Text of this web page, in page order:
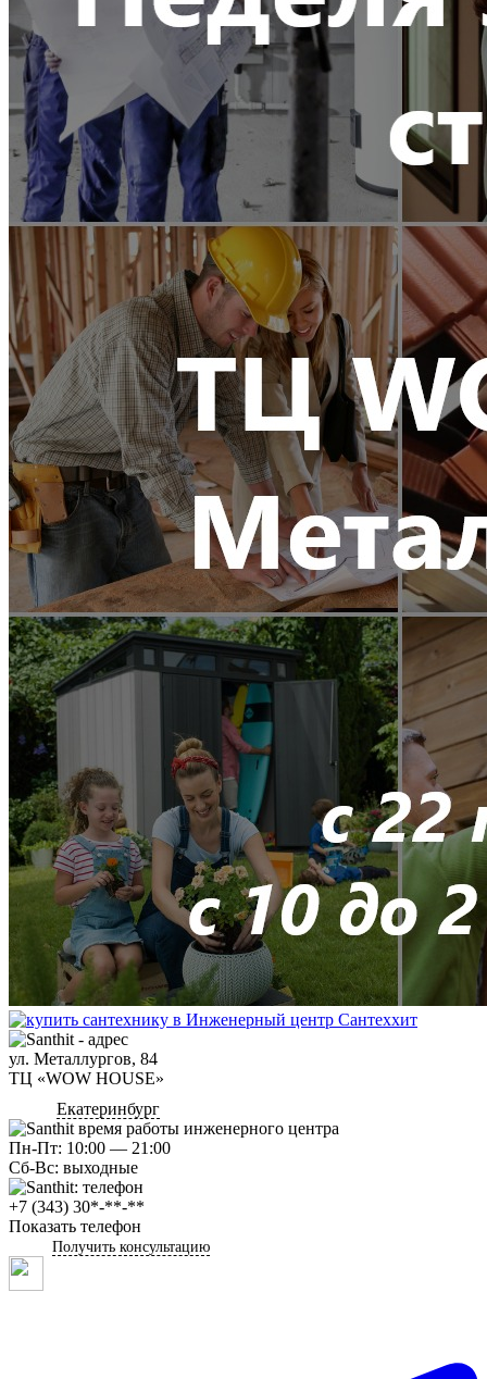
ул. Металлургов, 84
ТЦ «WOW HOUSE»
Екатеринбург
Пн-Пт: 10:00 — 21:00
Сб-Вс: выходные
+7 (343) 30*-**-**
Показать телефон
Получить консультацию